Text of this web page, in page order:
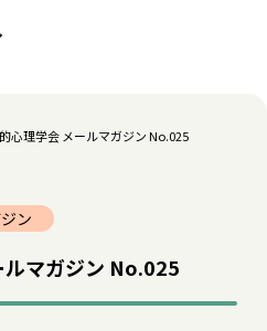
心理学会 メールマガジン No.025
ン
ルマガジン No.025